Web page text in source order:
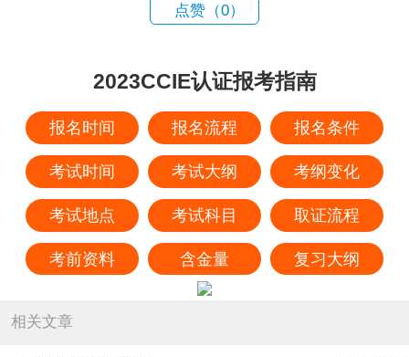
点赞（0）
2023CCIE认证报考指南
报名时间 报名流程 报名条件
考试时间 考试大纲 考纲变化
考试地点 考试科目 取证流程
考前资料 含金量 复习大纲
相关文章